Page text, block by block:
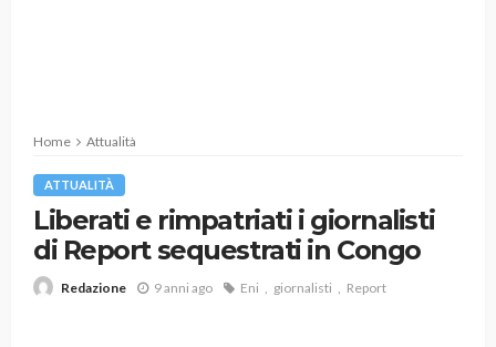
Home Attualità
ATTUALITÀ
Liberati e rimpatriati i giornalisti
di Report sequestrati in Congo
Redazione 9 anni ago Eni giornalisti Report